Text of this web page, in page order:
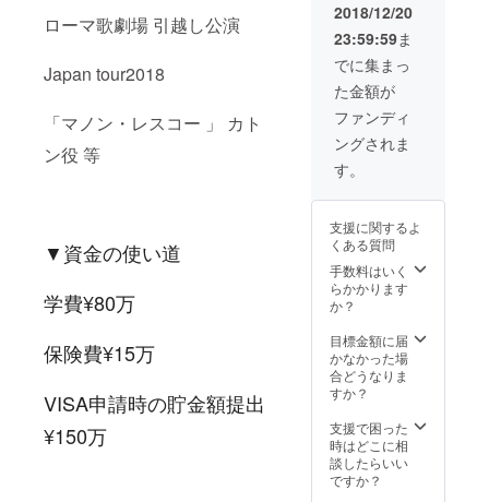
ローマ歌劇場 引越し公演
Japan tour2018
「マノン・レスコー 」 カト
ン役 等
▼資金の使い道
学費¥80万
保険費¥15万
VISA申請時の貯金額提出
¥150万
2018/12/20
23:59:59ま
でに集まっ
た金額が
ファンディ
ングされま
す。
支援に関するよ
くある質問
手数料はいく
らかかります
か？
目標金額に届
かなかった場
合どうなりま
すか？
支援で困った
時はどこに相
談したらいい
ですか？